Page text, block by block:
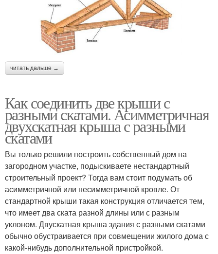
читать дальше →
Как соединить две крыши с
разными скатами. Асимметричная
двухскатная крыша с разными
скатами
Вы только решили построить собственный дом на
загородном участке, подыскиваете нестандартный
строительный проект? Тогда вам стоит подумать об
асимметричной или несимметричной кровле. От
стандартной крыши такая конструкция отличается тем,
что имеет два ската разной длины или с разным
уклоном. Двускатная крыша здания с разными скатами
обычно обустраивается при совмещении жилого дома с
какой-нибудь дополнительной пристройкой.